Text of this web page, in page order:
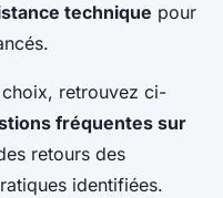
technique pour
retrouvez ci-
fréquentes sur
retours des
identifiées.